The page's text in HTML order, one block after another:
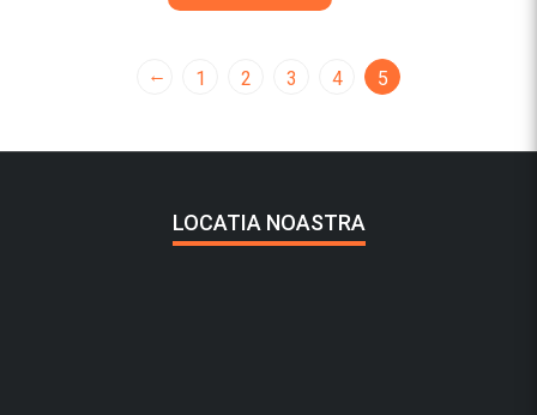
← 1 2 3 4 5
LOCATIA NOASTRA